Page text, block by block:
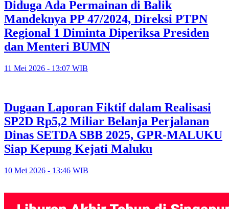
Diduga Ada Permainan di Balik
Mandeknya PP 47/2024, Direksi PTPN
Regional 1 Diminta Diperiksa Presiden
dan Menteri BUMN
11 Mei 2026 - 13:07 WIB
Dugaan Laporan Fiktif dalam Realisasi
SP2D Rp5,2 Miliar Belanja Perjalanan
Dinas SETDA SBB 2025, GPR-MALUKU
Siap Kepung Kejati Maluku
10 Mei 2026 - 13:46 WIB